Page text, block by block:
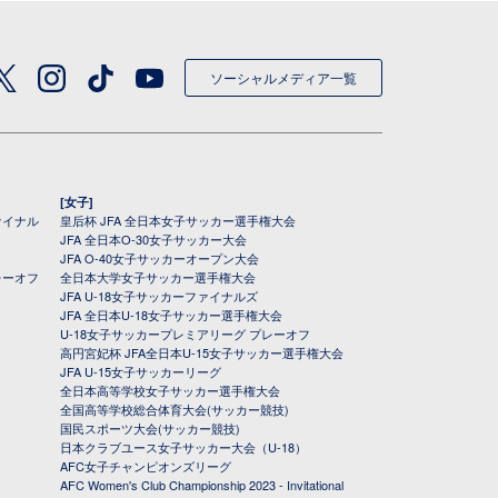
ソーシャルメディア一覧
ナル
オフ
[女子]
皇后杯 JFA 全日本女子サッカー選手権大会
JFA 全日本O-30女子サッカー大会
JFA O-40女子サッカーオープン大会
全日本大学女子サッカー選手権大会
JFA U-18女子サッカーファイナルズ
JFA 全日本U-18女子サッカー選手権大会
U-18女子サッカープレミアリーグ プレーオフ
高円宮妃杯 JFA全日本U-15女子サッカー選手権大会
JFA U-15女子サッカーリーグ
全日本高等学校女子サッカー選手権大会
全国高等学校総合体育大会(サッカー競技)
国民スポーツ大会(サッカー競技)
日本クラブユース女子サッカー大会（U-18）
AFC女子チャンピオンズリーグ
AFC Women's Club Championship 2023 - Invitational